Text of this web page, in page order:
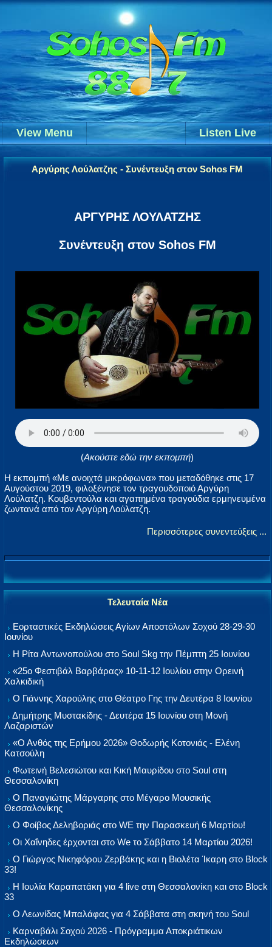
Listen Live
View Menu
Αργύρης Λούλατζης - Συνέντευξη στον Sohos FM
ΑΡΓΥΡΗΣ ΛΟΥΛΑΤΖΗΣ
Συνέντευξη στον Sohos FM
(Ακούστε εδώ την εκπομπή)
H εκπομπή «Με ανοιχτά μικρόφωνα» που μεταδόθηκε στις 17
Αυγούστου 2019, φιλοξένησε τον τραγουδοποιό Αργύρη
Λούλατζη. Κουβεντούλα και αγαπημένα τραγούδια ερμηνευμένα
ζωντανά από τον Αργύρη Λούλατζη.
Περισσότερες συνεντεύξεις ...
Τελευταία Νέα
Εορταστικές Εκδηλώσεις Αγίων Αποστόλων Σοχού 28-29-30
Ιουνίου
Η Ρίτα Αντωνοπούλου στο Soul Skg την Πέμπτη 25 Ιουνίου
«25ο Φεστιβάλ Βαρβάρας» 10-11-12 Ιουλίου στην Ορεινή
Χαλκιδική
Ο Γιάννης Χαρούλης στο Θέατρο Γης την Δευτέρα 8 Ιουνίου
Δημήτρης Μυστακίδης - Δευτέρα 15 Ιουνίου στη Μονή
Λαζαριστών
«Ο Ανθός της Ερήμου 2026» Θοδωρής Κοτονιάς - Ελένη
Κατσούλη
Φωτεινή Βελεσιώτου και Κική Μαυρίδου στο Soul στη
Θεσσαλονίκη
Ο Παναγιώτης Μάργαρης στο Μέγαρο Μουσικής
Θεσσαλονίκης
Ο Φοίβος Δεληβοριάς στο WE την Παρασκευή 6 Μαρτίου!
Οι Χαΐνηδες έρχονται στο We το Σάββατο 14 Μαρτίου 2026!
Ο Γιώργος Νικηφόρου Ζερβάκης και η Βιολέτα Ίκαρη στο Block
33!
Η Ιουλία Καραπατάκη για 4 live στη Θεσσαλονίκη και στο Block
33
Ο Λεωνίδας Μπαλάφας για 4 Σάββατα στη σκηνή του Soul
Καρναβάλι Σοχού 2026 - Πρόγραμμα Αποκριάτικων
Εκδηλώσεων